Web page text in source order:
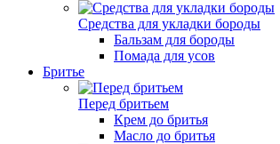
Средства для укладки бороды
Бальзам для бороды
Помада для усов
Бритье
Перед бритьем
Крем до бритья
Масло до бритья